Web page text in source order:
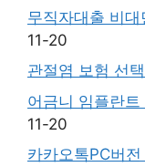
무직자대출 비
11-20
관절염 보험 선
어금니 임플란
11-20
카카오톡PC버